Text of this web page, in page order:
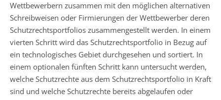
Wettbewerbern zusammen mit den möglichen alternativen
Schreibweisen oder Firmierungen der Wettbewerber deren
Schutzrechtsportfolios zusammengestellt werden. In einem
vierten Schritt wird das Schutzrechtsportfolio in Bezug auf
ein technologisches Gebiet durchgesehen und sortiert. In
einem optionalen fünften Schritt kann untersucht werden,
welche Schutzrechte aus dem Schutzrechtsportfolio in Kraft
sind und welche Schutzrechte bereits abgelaufen oder